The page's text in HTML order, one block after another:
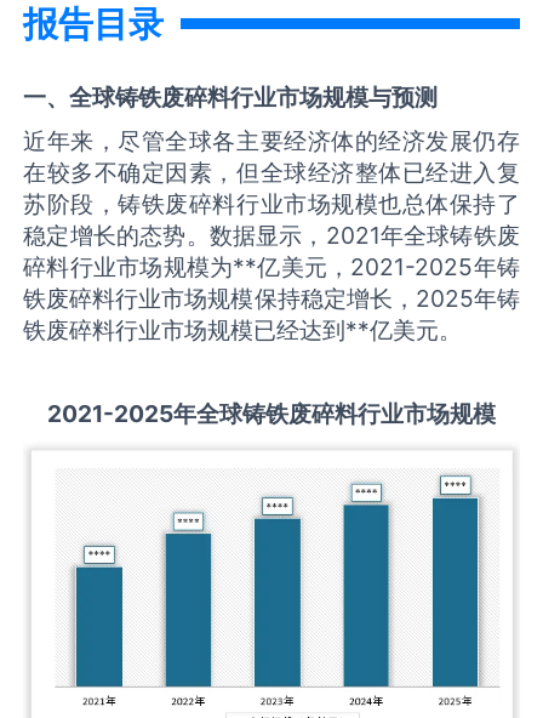
报告目录
一、全球铸铁废碎料行业市场规模与预测
近年来，尽管全球各主要经济体的经济发展仍存
在较多不确定因素，但全球经济整体已经进入复
苏阶段，铸铁废碎料行业市场规模也总体保持了
稳定增长的态势。数据显示，2021年全球铸铁废
碎料行业市场规模为**亿美元，2021-2025年铸
铁废碎料行业市场规模保持稳定增长，2025年铸
铁废碎料行业市场规模已经达到**亿美元。
2021-2025年全球铸铁废碎料行业市场规模